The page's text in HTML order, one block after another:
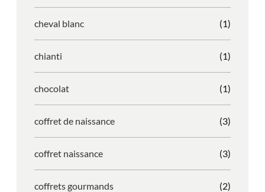
cheval blanc (1)
chianti (1)
chocolat (1)
coffret de naissance (3)
coffret naissance (3)
coffrets gourmands (2)